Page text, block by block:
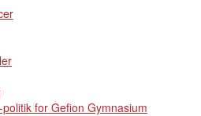
for Gefion Gymnasium